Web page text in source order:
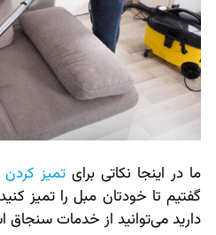
ما در اینجا نکاتی برای تمیز
گفتیم تا خودتان مبل را تمیز
دارید می‌توانید از خدمات سنجاق